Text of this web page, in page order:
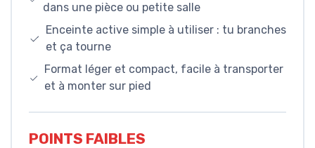
dans une pièce ou petite salle
Enceinte active simple à utiliser : tu branches
et ça tourne
Format léger et compact, facile à transporter
et à monter sur pied
POINTS FAIBLES